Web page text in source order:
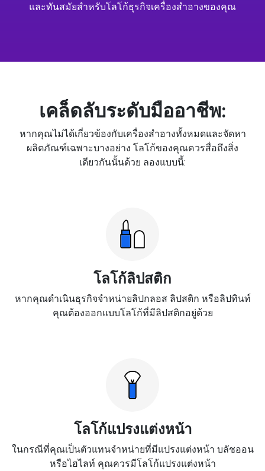
และทันสมัยสำหรับโลโก้ธุรกิจเครื่องสำอางของคุณ
เคล็ดลับระดับมืออาชีพ:
หากคุณไม่ได้เกี่ยวข้องกับเครื่องสำอางทั้งหมดและจัดหา
ผลิตภัณฑ์เฉพาะบางอย่าง โลโก้ของคุณควรสื่อถึงสิ่ง
เดียวกันนั้นด้วย ลองแบบนี้:
โลโก้ลิปสติก
หากคุณดำเนินธุรกิจจำหน่ายลิปกลอส ลิปสติก หรือลิปทินท์
คุณต้องออกแบบโลโก้ที่มีลิปสติกอยู่ด้วย
โลโก้แปรงแต่งหน้า
ในกรณีที่คุณเป็นตัวแทนจำหน่ายที่มีแปรงแต่งหน้า บลัชออน
หรือไฮไลท์ คุณควรมีโลโก้แปรงแต่งหน้า